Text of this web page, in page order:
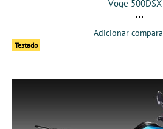
Voge 500DSX
Adicionar
Testado